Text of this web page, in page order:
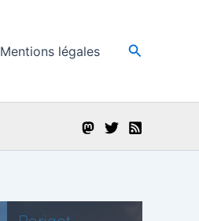
Mentions légales